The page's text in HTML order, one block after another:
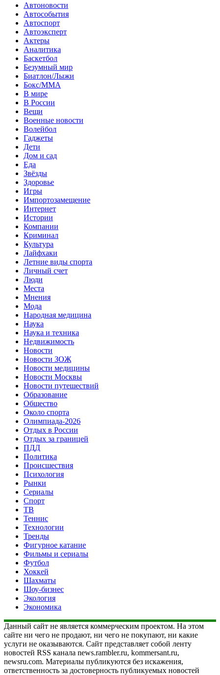
Автоновости
Автособытия
Автоспорт
Автоэксперт
Актеры
Аналитика
Баскетбол
Безумный мир
Биатлон/Лыжи
Бокс/MMA
В мире
В России
Вещи
Военные новости
Волейбол
Гаджеты
Дети
Дом и сад
Еда
Звёзды
Здоровье
Игры
Импортозамещение
Интернет
Истории
Компании
Криминал
Культура
Лайфхаки
Летние виды спорта
Личный счет
Люди
Места
Мнения
Мода
Народная медицина
Наука
Наука и техника
Недвижимость
Новости
Новости ЗОЖ
Новости медицины
Новости Москвы
Новости путешествий
Образование
Общество
Около спорта
Олимпиада-2026
Отдых в России
Отдых за границей
ПДД
Политика
Происшествия
Психология
Рынки
Сериалы
Спорт
ТВ
Теннис
Технологии
Тренды
Фигурное катание
Фильмы и сериалы
Футбол
Хоккей
Шахматы
Шоу-бизнес
Экология
Экономика
Данный сайт не является коммерческим проектом. На этом
сайте ни чего не продают, ни чего не покупают, ни какие
услуги не оказываются. Сайт представляет собой ленту
новостей RSS канала news.rambler.ru, kommersant.ru,
newsru.com. Материалы публикуются без искажения,
ответственность за достоверность публикуемых новостей